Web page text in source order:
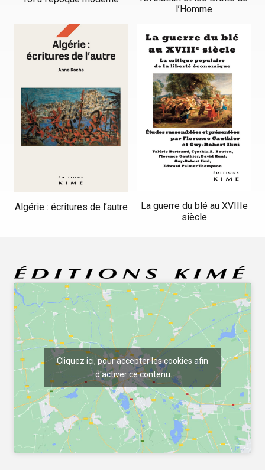
l’Homme
Algérie : écritures de l’autre
La guerre du blé au XVIIIe
siècle
Cliquez ici, pour accepter les cookies afin
d'activer ce contenu